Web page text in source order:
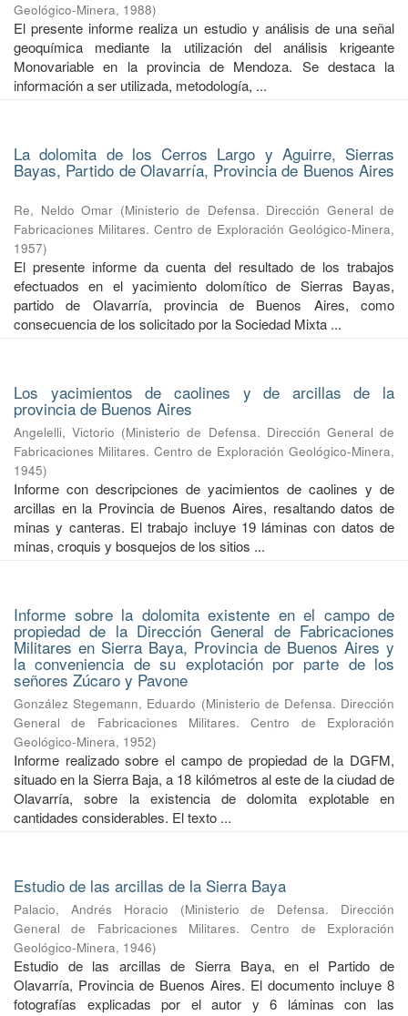
Geológico-Minera, 1988)
El presente informe realiza un estudio y análisis de una señal
geoquímica mediante la utilización del análisis krigeante
Monovariable en la provincia de Mendoza. Se destaca la
información a ser utilizada, metodología, ...
La dolomita de los Cerros Largo y Aguirre, Sierras
Bayas, Partido de Olavarría, Provincia de Buenos Aires
Re, Neldo Omar (Ministerio de Defensa. Dirección General de
Fabricaciones Militares. Centro de Exploración Geológico-Minera,
1957)
El presente informe da cuenta del resultado de los trabajos
efectuados en el yacimiento dolomítico de Sierras Bayas,
partido de Olavarría, provincia de Buenos Aires, como
consecuencia de los solicitado por la Sociedad Mixta ...
Los yacimientos de caolines y de arcillas de la
provincia de Buenos Aires
Angelelli, Victorio (Ministerio de Defensa. Dirección General de
Fabricaciones Militares. Centro de Exploración Geológico-Minera,
1945)
Informe con descripciones de yacimientos de caolines y de
arcillas en la Provincia de Buenos Aires, resaltando datos de
minas y canteras. El trabajo incluye 19 láminas con datos de
minas, croquis y bosquejos de los sitios ...
Informe sobre la dolomita existente en el campo de
propiedad de la Dirección General de Fabricaciones
Militares en Sierra Baya, Provincia de Buenos Aires y
la conveniencia de su explotación por parte de los
señores Zúcaro y Pavone
González Stegemann, Eduardo (Ministerio de Defensa. Dirección
General de Fabricaciones Militares. Centro de Exploración
Geológico-Minera, 1952)
Informe realizado sobre el campo de propiedad de la DGFM,
situado en la Sierra Baja, a 18 kilómetros al este de la ciudad de
Olavarría, sobre la existencia de dolomita explotable en
cantidades considerables. El texto ...
Estudio de las arcillas de la Sierra Baya
Palacio, Andrés Horacio (Ministerio de Defensa. Dirección
General de Fabricaciones Militares. Centro de Exploración
Geológico-Minera, 1946)
Estudio de las arcillas de Sierra Baya, en el Partido de
Olavarría, Provincia de Buenos Aires. El documento incluye 8
fotografías explicadas por el autor y 6 láminas con las